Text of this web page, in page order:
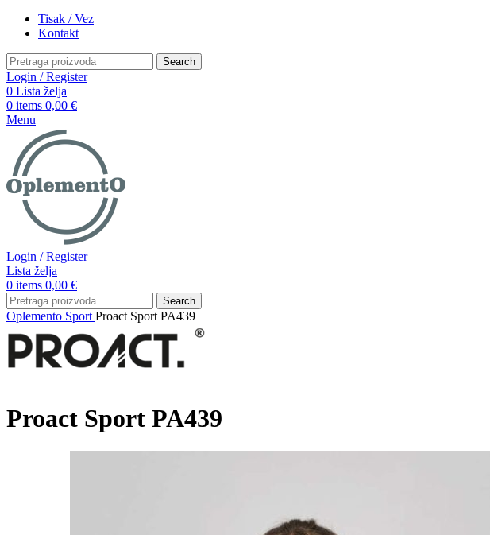
Tisak / Vez
Kontakt
Search
Login / Register
0 Lista želja
0 items 0,00 €
Menu
Login / Register
Lista želja
0 items 0,00 €
Search
Oplemento Sport Proact Sport PA439
Proact Sport PA439